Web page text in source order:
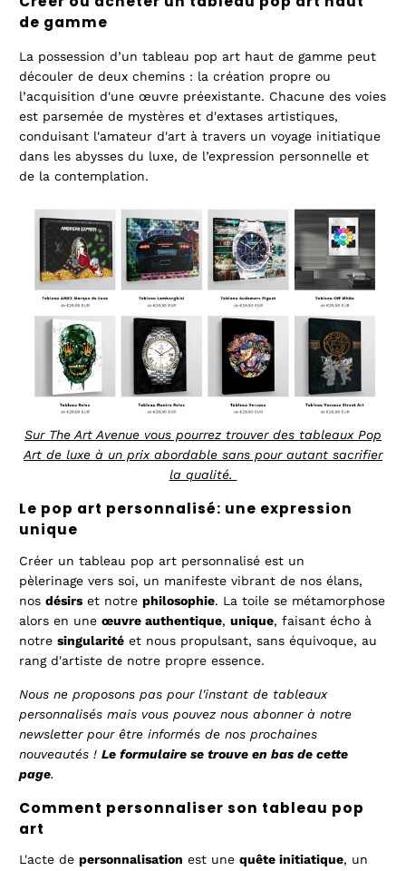
de gamme
La possession d’un tableau pop art haut de gamme peut
découler de deux chemins : la création propre ou
l’acquisition d'une œuvre préexistante. Chacune des voies
est parsemée de mystères et d'extases artistiques,
conduisant l'amateur d'art à travers un voyage initiatique
dans les abysses du luxe, de l’expression personnelle et
de la contemplation.
Sur The Art Avenue vous pourrez trouver des tableaux Pop
Art de luxe à un prix abordable sans pour autant sacrifier
la qualité.
Le pop art personnalisé: une expression
unique
Créer un tableau pop art personnalisé est un
pèlerinage vers soi, un manifeste vibrant de nos élans,
nosdésirs et notrephilosophie. La toile se métamorphose
alors en uneœuvre authentique,unique, faisant écho à
notresingularité et nous propulsant, sans équivoque, au
rang d'artiste de notre propre essence.
Nous ne proposons pas pour l'instant de tableaux
personnalisés mais vous pouvez nous abonner à notre
newsletter pour être informés de nos prochaines
nouveautés !Le formulaire se trouve en bas de cette
page.
Comment personnaliser son tableau pop
art
L'acte depersonnalisation est unequête initiatique, un